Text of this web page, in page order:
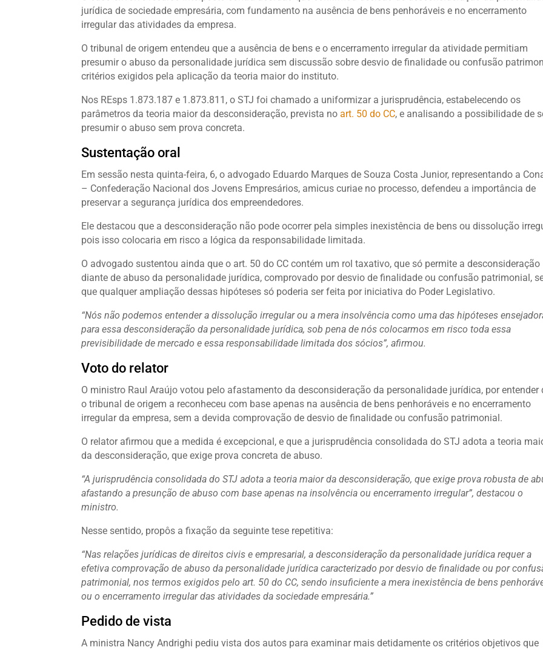
jurídica de sociedade empresária, com fundamento na ausência de bens penhoráveis e no encerramento
irregular das atividades da empresa.
O tribunal de origem entendeu que a ausência de bens e o encerramento irregular da atividade permitiam
presumir o abuso da personalidade jurídica sem discussão sobre desvio de finalidade ou confusão
critérios exigidos pela aplicação da teoria maior do instituto.
Nos REsps 1.873.187 e 1.873.811, o STJ foi chamado a uniformizar a jurisprudência, estabelecendo os
parâmetros da teoria maior da desconsideração, prevista noart. 50 do CC, e analisando a possibilidade de
presumir o abuso sem prova concreta.
Sustentação oral
Em sessão nesta quinta-feira, 6, o advogado Eduardo Marques de Souza Costa Junior, representando a
– Confederação Nacional dos Jovens Empresários, amicus curiae no processo, defendeu a importância de
preservar a segurança jurídica dos empreendedores.
Ele destacou que a desconsideração não pode ocorrer pela simples inexistência de bens ou dissolução
pois isso colocaria em risco a lógica da responsabilidade limitada.
O advogado sustentou ainda que o art. 50 do CC contém um rol taxativo, que só permite a desconsideração
diante de abuso da personalidade jurídica, comprovado por desvio de finalidade ou confusão patrimonial,
que qualquer ampliação dessas hipóteses só poderia ser feita por iniciativa do Poder Legislativo.
“Nós não podemos entender a dissolução irregular ou a mera insolvência como uma das hipóteses
para essa desconsideração da personalidade jurídica, sob pena de nós colocarmos em risco toda essa
previsibilidade de mercado e essa responsabilidade limitada dos sócios”, afirmou.
Voto do relator
O ministro Raul Araújo votou pelo afastamento da desconsideração da personalidade jurídica, por entender
o tribunal de origem a reconheceu com base apenas na ausência de bens penhoráveis e no encerramento
irregular da empresa, sem a devida comprovação de desvio de finalidade ou confusão patrimonial.
O relator afirmou que a medida é excepcional, e que a jurisprudência consolidada do STJ adota a teoria
da desconsideração, que exige prova concreta de abuso.
“A jurisprudência consolidada do STJ adota a teoria maior da desconsideração, que exige prova robusta de
afastando a presunção de abuso com base apenas na insolvência ou encerramento irregular”, destacou o
ministro.
Nesse sentido, propôs a fixação da seguinte tese repetitiva:
“Nas relações jurídicas de direitos civis e empresarial, a desconsideração da personalidade jurídica requer a
efetiva comprovação de abuso da personalidade jurídica caracterizado por desvio de finalidade ou por
patrimonial, nos termos exigidos pelo art. 50 do CC, sendo insuficiente a mera inexistência de bens
ou o encerramento irregular das atividades da sociedade empresária.”
Pedido de vista
A ministra Nancy Andrighi pediu vista dos autos para examinar mais detidamente os critérios objetivos que